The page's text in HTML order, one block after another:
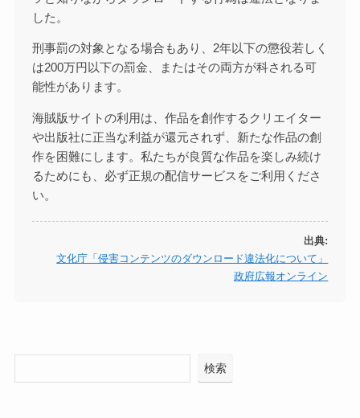
した。
刑事罰の対象となる場合もあり、2年以下の懲役若しく
は200万円以下の罰金、またはその両方が科される可
能性があります。
海賊版サイトの利用は、作品を創作するクリエイター
や出版社に正当な利益が還元されず、新たな作品の創
作を困難にします。私たちが良質な作品を楽しみ続け
るためにも、必ず正規の配信サービスをご利用くださ
い。
出典:
文化庁「侵害コンテンツのダウンロード違法化について」
政府広報オンライン
検索